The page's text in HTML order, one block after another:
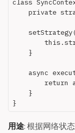
class
private
    }
async
return
    }
用途: 根据网络状